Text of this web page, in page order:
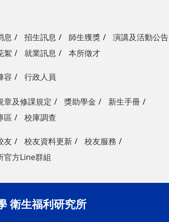
息 招生訊息 師生獲獎
演講及活動公告
絮
就業訊息 本所徵才
容 行政人員
章及修課規定 獎助學金
新生手冊
區
校庫調查
友 校友資料更新
校友服務
官方Line群組
衛生福利研究所